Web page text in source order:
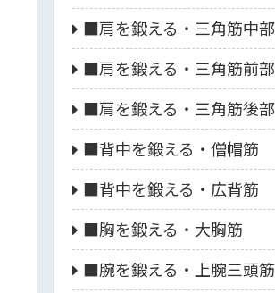
■肩を鍛える・三角筋中部
■肩を鍛える・三角筋前部
■肩を鍛える・三角筋後部
■背中を鍛える・僧帽筋
■背中を鍛える・広背筋
■胸を鍛える・大胸筋
■腕を鍛える・上腕三頭筋